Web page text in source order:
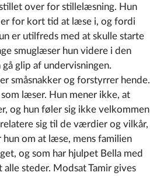
over for stillelæsning. Hun
for kort tid at læse i, og fordi
er utilfreds med at skulle starte
smuglæser hun videre i den
glip af undervisningen.
småsnakker og forstyrrer hende.
læser. Hun mener ikke, at
og hun føler sig ikke velkommen
sig til de værdier og vilkår,
om at læse, mens familien
og som har hjulpet Bella med
steder. Modsat Tamir gives